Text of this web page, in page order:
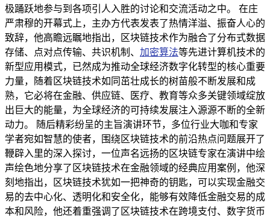
极踊跃地参与到各项引人入胜的讨论和交流活动之中。 在庄
严肃穆的开幕式上，主办方代表发表了热情洋溢、振奋人心的
致辞，他高瞻远瞩地指出，区块链技术作为融合了分布式数据
存储、点对点传输、共识机制、 加密算法等先进计算机技术的
新型应用模式，已然成为推动全球经济数字化转型的核心重要
力量，随着区块链技术如同茁壮成长的树苗般不断发展和成
熟，它必将在金融、供应链、医疗、教育等众多关键领域绽放
出巨大的能量，为全球经济的可持续发展注入源源不断的全新
动力。 随后精彩纷呈的主旨演讲环节，多位行业大咖和专家
学者宛如智慧的使者，围绕区块链技术的前沿热点问题展开了
鞭辟入里的深入探讨，一位声名远扬的区块链专家在演讲中绘
声绘色地分享了区块链技术在金融领域的经典应用案例，他深
刻地指出，区块链技术犹如一把神奇的钥匙，可以实现金融交
易的去中心化、透明化和安全化，能够有效降低金融交易的成
本和风险，他还着重强调了区块链技术在跨境支付、数字货币